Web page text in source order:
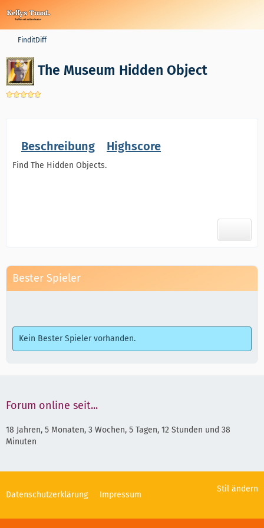
FinditDiff
The Museum Hidden Object
Beschreibung Highscore
Find The Hidden Objects.
Bester Spieler
Kein Bester Spieler vorhanden.
Forum online seit...
18 Jahren, 5 Monaten, 3 Wochen, 5 Tagen, 12 Stunden und 38
Minuten
Stil ändern
Datenschutzerklärung Impressum